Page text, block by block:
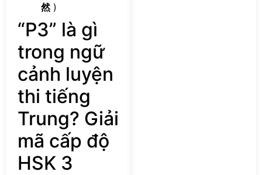
然)
“P3” là gì
trong ngữ
cảnh luyện
thi tiếng
Trung? Giải
mã cấp độ
HSK 3